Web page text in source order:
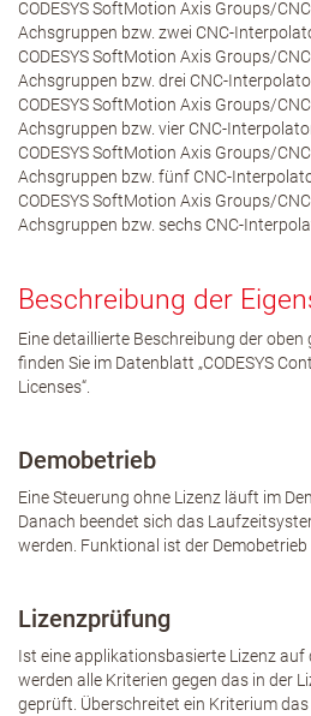
CODESYS SoftMotion Axis Groups/
Achsgruppen bzw. zwei CNC-
CODESYS SoftMotion Axis Groups/
Achsgruppen bzw. drei CNC-
CODESYS SoftMotion Axis Groups/
Achsgruppen bzw. vier CNC-
CODESYS SoftMotion Axis Groups/
Achsgruppen bzw. fünf CNC-
CODESYS SoftMotion Axis Groups/
Achsgruppen bzw. sechs CNC-
Beschreibung der
Eine detaillierte Beschreibung der
finden Sie im Datenblatt „CODESYS
Licenses“.
Demobetrieb
Eine Steuerung ohne Lizenz läuft im
Danach beendet sich das
werden. Funktional ist der
Lizenzprüfung
Ist eine applikationsbasierte Lizenz auf
werden alle Kriterien gegen das in der
geprüft. Überschreitet ein Kriterium